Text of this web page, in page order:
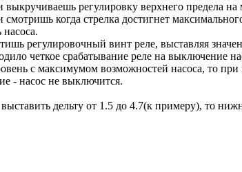
выкручиваешь регулировку верхнего предела
когда стрелка достигнет
регулировочный винт реле, выставляя
четкое срабатывание реле на выключение
с максимумом возможностей насоса, то
- насос не выключится.
дельту от 1.5 до 4.7(к примеру), то